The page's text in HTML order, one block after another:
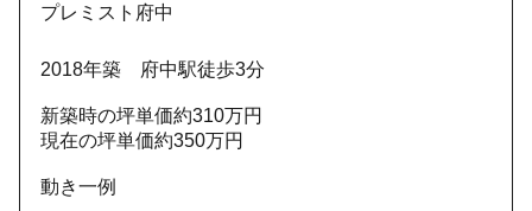
プレミスト府中
2018年築 府中駅徒歩3分
新築時の坪単価約310万円
現在の坪単価約350万円
動き一例